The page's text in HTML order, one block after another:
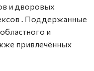
и дворовых
. Поддержанные
и
привлечённых